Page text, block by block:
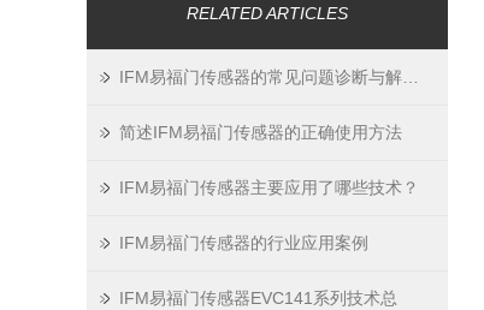
RELATED ARTICLES
简述IFM易福门传感器的正确使用方法
IFM易福门传感器主要应用了哪些技术？
IFM易福门传感器的行业应用案例
IFM易福门传感器EVC141系列技术总